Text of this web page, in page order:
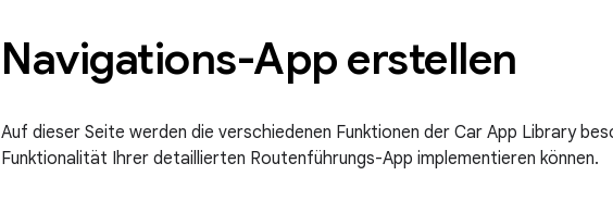
Navigations-App erstellen
Auf dieser Seite werden die verschiedenen Funktionen der Car App Library
Funktionalität Ihrer detaillierten Routenführungs-App implementieren können.